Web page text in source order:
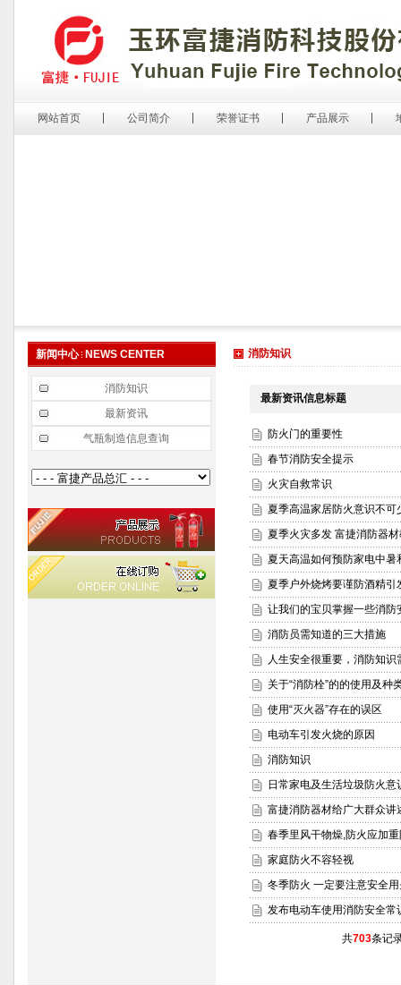
网站首页 公司简介 荣誉证书 产品展示
新闻中心 NEWS CENTER
消防知识
最新资讯
气瓶制造信息查询
消防知识
最新资讯信息标题
防火门的重要性
春节消防安全提示
火灾自救常识
夏季高温家居防火意识不可
夏季火灾多发 富捷消防器
夏天高温如何预防家电中暑
夏季户外烧烤要谨防酒精引
让我们的宝贝掌握一些消防
消防员需知道的三大措施
人生安全很重要，消防知识
关于“消防栓”的的使用及种
使用“灭火器”存在的误区
电动车引发火烧的原因
消防知识
日常家电及生活垃圾防火意
富捷消防器材给广大群众讲
春季里风干物燥,防火应加
家庭防火不容轻视
冬季防火 一定要注意安全
发布电动车使用消防安全常
共703条记